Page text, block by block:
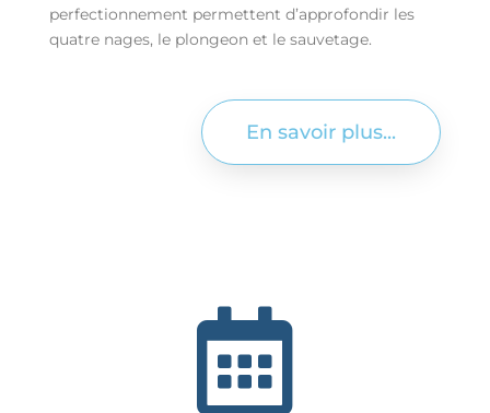
perfectionnement permettent d’approfondir les
quatre nages, le plongeon et le sauvetage.
En savoir plus...